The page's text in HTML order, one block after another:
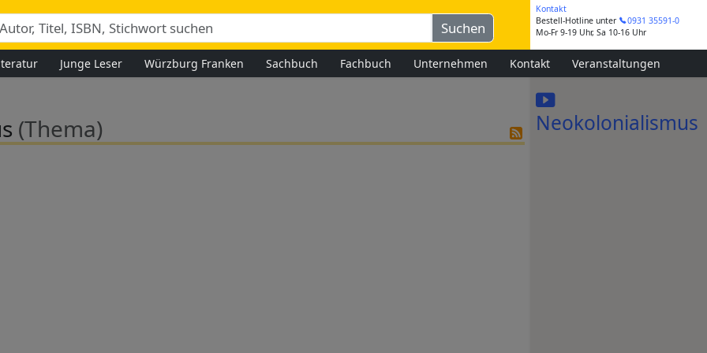
Kontakt
Bestell-Hotline unter
0931 35591-0
Mo-Fr 9-19 Uhr, Sa 10-16 Uhr
Junge Leser Würzburg Franken Sachbuch Fachbuch Unternehmen Kontakt Veranstaltungen
(Thema) Neokolonialismus